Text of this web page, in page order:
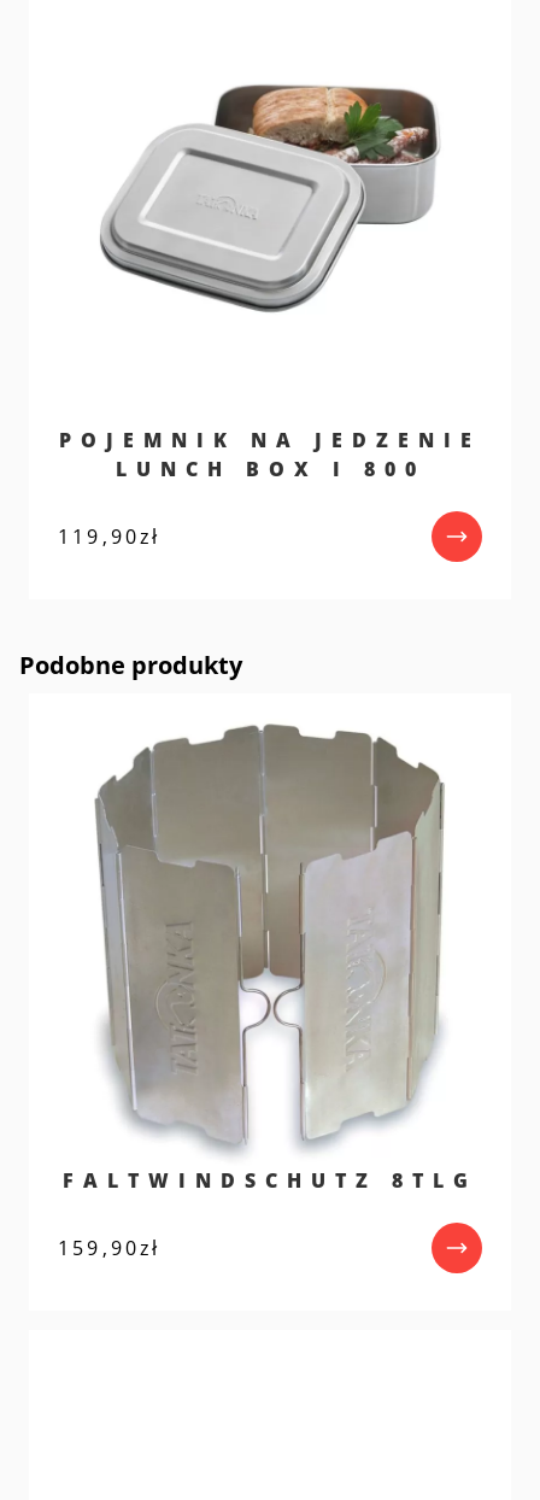
POJEMNIK NA JEDZENIE
LUNCH BOX I 800
119,90zł
Podobne produkty
FALTWINDSCHUTZ 8TLG
159,90zł